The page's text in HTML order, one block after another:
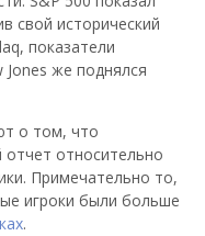
свой исторический
показатели
Jones же поднялся
о том, что
относительно
Примечательно то,
игроки были больше
.